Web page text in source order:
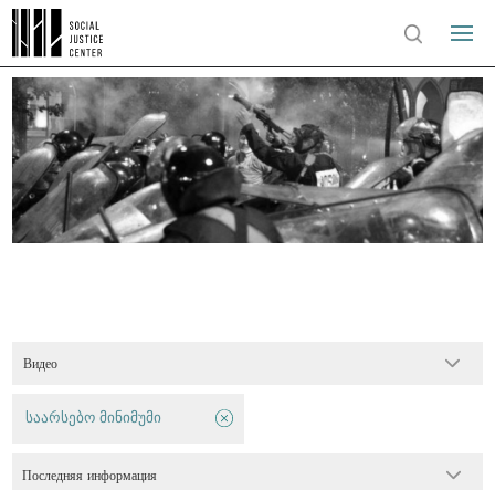
Видео
საარსებო მინიმუმი
Последняя информация